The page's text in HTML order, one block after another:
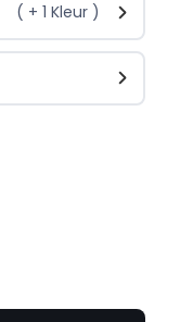
( + 1 Kleur )